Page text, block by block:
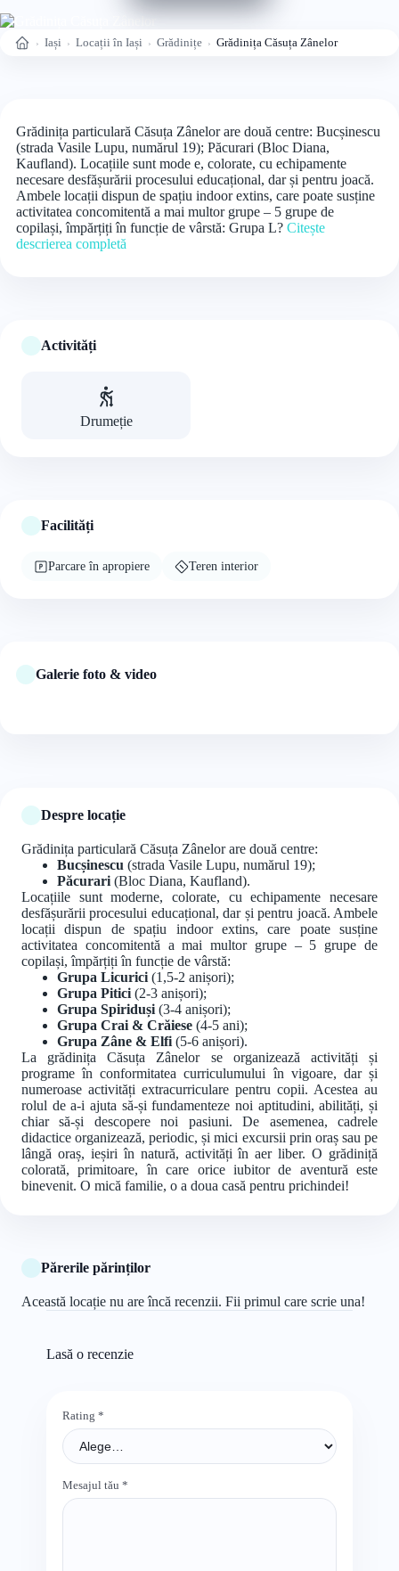
Acasă Iași Locații în Iași Grădinițe Grădinița Căsuța Zânelor
Grădinița particulară Căsuța Zânelor are două centre: Bucșinescu
(strada Vasile Lupu, numărul 19); Păcurari (Bloc Diana,
Kaufland). Locațiile sunt mode e, colorate, cu echipamente
necesare desfășurării procesului educațional, dar și pentru joacă.
Ambele locații dispun de spațiu indoor extins, care poate susține
activitatea concomitentă a mai multor grupe – 5 grupe de
copilași, împărțiți în funcție de vârstă: Grupa L? Citește
descrierea completă
Activități
Drumeție
Facilități
Parcare în apropiere Teren interior
Galerie foto & video
Despre locație
Grădinița particulară Căsuța Zânelor are două centre:
Bucșinescu (strada Vasile Lupu, numărul 19);
Păcurari (Bloc Diana, Kaufland).
Locațiile sunt moderne, colorate, cu echipamente necesare
desfășurării procesului educațional, dar și pentru joacă. Ambele
locații dispun de spațiu indoor extins, care poate susține
activitatea concomitentă a mai multor grupe – 5 grupe de
copilași, împărțiți în funcție de vârstă:
Grupa Licurici (1,5-2 anișori);
Grupa Pitici (2-3 anișori);
Grupa Spiriduși (3-4 anișori);
Grupa Crai & Crăiese (4-5 ani);
Grupa Zâne & Elfi (5-6 anișori).
La grădinița Căsuța Zânelor se organizează activități și
programe în conformitatea curriculumului în vigoare, dar și
numeroase activități extracurriculare pentru copii. Acestea au
rolul de a-i ajuta să-și fundamenteze noi aptitudini, abilități, și
chiar să-și descopere noi pasiuni. De asemenea, cadrele
didactice organizează, periodic, și mici excursii prin oraș sau pe
lângă oraș, ieșiri în natură, activități în aer liber. O grădiniță
colorată, primitoare, în care orice iubitor de aventură este
binevenit. O mică familie, o a doua casă pentru prichindei!
Părerile părinților
Această locație nu are încă recenzii. Fii primul care scrie una!
Lasă o recenzie
Rating *
Mesajul tău *